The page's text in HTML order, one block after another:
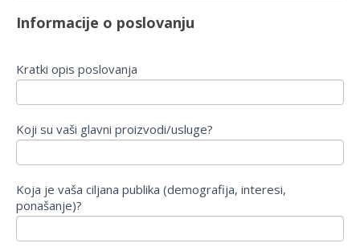
Informacije o poslovanju
Kratki opis poslovanja
Koji su vaši glavni proizvodi/usluge?
Koja je vaša ciljana publika (demografija, interesi,
ponašanje)?